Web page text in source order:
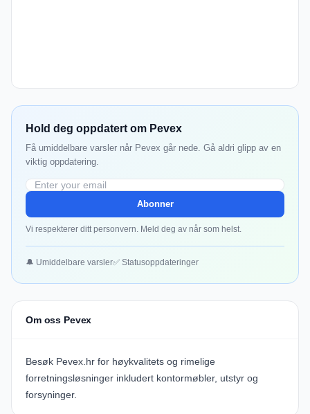
Hold deg oppdatert om Pevex
Få umiddelbare varsler når Pevex går nede. Gå aldri glipp av en
viktig oppdatering.
Abonner
Vi respekterer ditt personvern. Meld deg av når som helst.
🔔 Umiddelbare varsler✅ Statusoppdateringer
Om oss Pevex
Besøk Pevex.hr for høykvalitets og rimelige
forretningsløsninger inkludert kontormøbler, utstyr og
forsyninger.